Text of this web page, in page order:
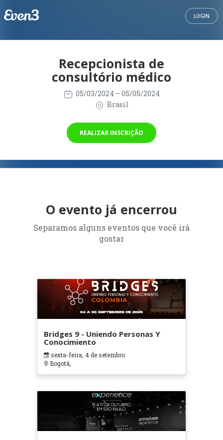
LOGIN
Recepcionista de
consultório médico
05/03/2024 – 05/05/2024
Brasil
REALIZAR INSCRIÇÃO
O evento já encerrou
Separamos alguns eventos que você irá
gostar
Bridges 9 - Uniendo Personas Y
Conocimiento
sexta-feira, 4 de setembro
Bogotá,